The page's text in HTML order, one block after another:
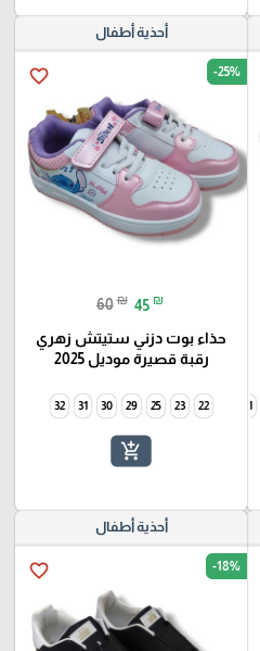
31
33
34
أحذية أطفال
favorite_border -25%
60 ₪ 45 ₪
حذاء بوت دزني ستيتش زهري
رقبة قصيرة موديل 2025
22
23
25
29
30
31
32
add_shopping_cart
أحذية أطفال
favorite_border -18%